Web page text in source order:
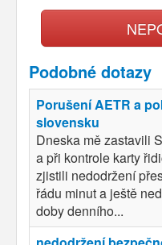
Podobné dotazy
Porušení AETR a
slovensku
Dneska mě zastavili
a při kontrole karty
zjistili nedodržení
řádu minut a ještě
doby denního...